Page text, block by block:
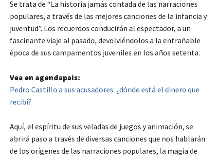
Se trata de “La historia jamás contada de las narraciones
populares, a través de las mejores canciones de la infancia y
juventud”. Los recuerdos conducirán al espectador, a un
fascinante viaje al pasado, devolviéndolos a la entrañable
época de sus campamentos juveniles en los años setenta.
Vea en agendapais:
Pedro Castillo a sus acusadores: ¿dónde está el dinero que
recibí?
Aquí, el espíritu de sus veladas de juegos y animación, se
abrirá paso a través de diversas canciones que nos hablarán
de los orígenes de las narraciones populares, la magia de